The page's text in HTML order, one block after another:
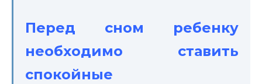
Перед сном ребенку
необходимо ставить
спокойные